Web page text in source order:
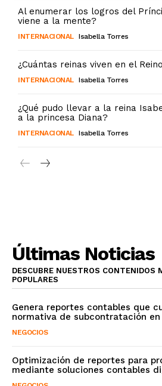
Al enumerar los logros del
viene a la mente?
INTERNACIONAL Isabella Torres
¿Cuántas reinas viven en el
INTERNACIONAL Isabella Torres
¿Qué pudo llevar a la reina
a la princesa Diana?
INTERNACIONAL Isabella Torres
Últimas Noticias
DESCUBRE NUESTROS CONTENIDOS
POPULARES
Genera reportes contables que
normativa de subcontratación en
NEGOCIOS
Optimización de reportes para
mediante soluciones contables